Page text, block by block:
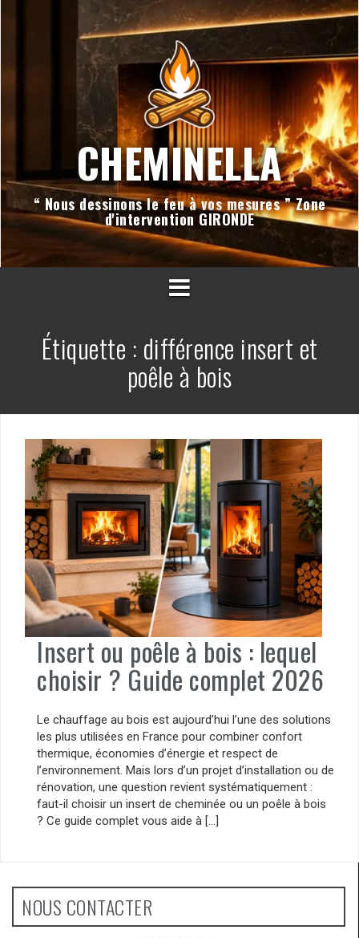
CHEMINELLA
“ Nous dessinons le feu à vos mesures ” Zone
d'intervention GIRONDE
Étiquette : différence insert et
poêle à bois
Insert ou poêle à bois : lequel
choisir ? Guide complet 2026
Le chauffage au bois est aujourd’hui l’une des solutions
les plus utilisées en France pour combiner confort
thermique, économies d’énergie et respect de
l’environnement. Mais lors d’un projet d’installation ou de
rénovation, une question revient systématiquement :
faut-il choisir un insert de cheminée ou un poêle à bois
? Ce guide complet vous aide à […]
NOUS CONTACTER